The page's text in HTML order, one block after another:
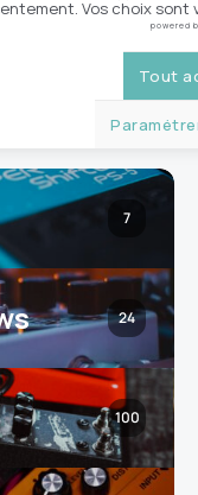
7
24
100
Vos choix sont
powered
Tout